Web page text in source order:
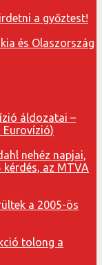
a győztest!
és Olaszország
áldozatai –
nehéz napjai,
kérdés, az MTVA
a 2005-ös
tolong a